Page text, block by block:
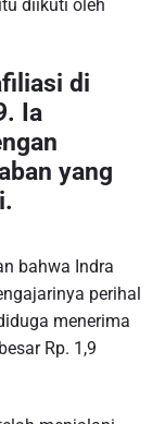
diikuti oleh
di
Ia
yang
bahwa Indra
perihal
menerima
Rp. 1,9